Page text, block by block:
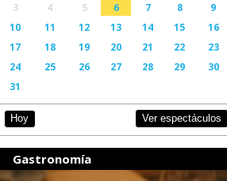
3
4 5 6 7 8
9
10
11 12 13 14 15
16
17
18 19 20 21 22
23
24
25 26 27 28 29
30
31
Hoy Ver espectáculos
Gastronomía